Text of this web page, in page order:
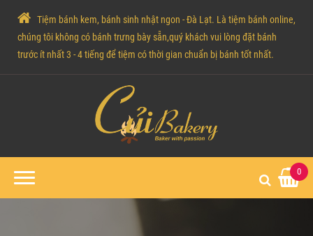
Tiệm bánh kem, bánh sinh nhật ngon - Đà Lạt. Là tiệm bánh online,
chúng tôi không có bánh trưng bày sẵn,quý khách vui lòng đặt bánh
trước ít nhất 3 - 4 tiếng để tiệm có thời gian chuẩn bị bánh tốt nhất.
0